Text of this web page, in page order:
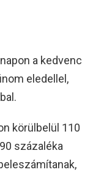
a kedvenc
eledellel,
körülbelül 110
százaléka